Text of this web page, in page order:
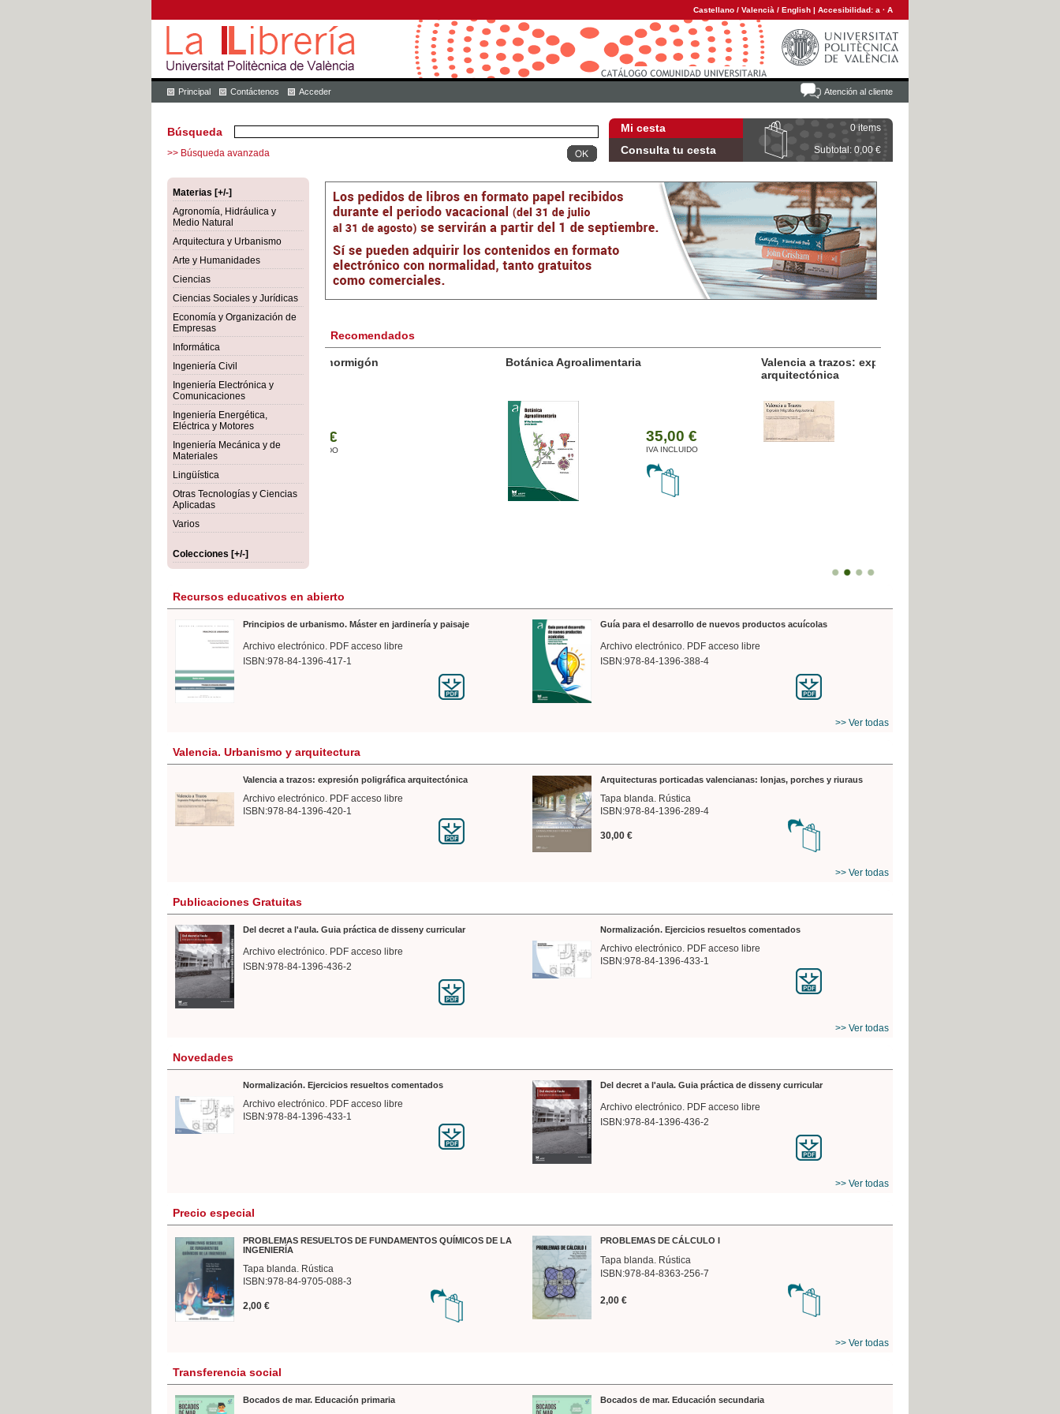
Castellano / Valencià / English | Accesibilidad: a · A
Atención al cliente
Principal Contáctenos Acceder
Mi cesta 0 items
Consulta tu cesta Subtotal: 0,00 €
Búsqueda
>> Búsqueda avanzada
Materias [+/-]
Agronomía, Hidráulica y
Medio Natural
Arquitectura y Urbanismo
Arte y Humanidades
Ciencias
Ciencias Sociales y Jurídicas
Economía y Organización de
Empresas
Informática
Ingeniería Civil
Ingeniería Electrónica y
Comunicaciones
Ingeniería Energética,
Eléctrica y Motores
Ingeniería Mecánica y de
Materiales
Lingüística
Otras Tecnologías y Ciencias
Aplicadas
Varios
Colecciones [+/-]
Recomendados
Botánica Agroalimentaria
35,00 €
IVA INCLUIDO
Valencia a trazos: expresión poligráfica
Recursos educativos en abierto
Principios de urbanismo. Máster en jardinería y paisaje
Archivo electrónico. PDF acceso libre
ISBN:978-84-1396-417-1
Guía para el desarrollo de nuevos productos acuícolas
Archivo electrónico. PDF acceso libre
ISBN:978-84-1396-388-4
>> Ver todas
Valencia. Urbanismo y arquitectura
Valencia a trazos: expresión poligráfica arquitectónica
Archivo electrónico. PDF acceso libre
ISBN:978-84-1396-420-1
Arquitecturas porticadas valencianas: lonjas, porches y riuraus
Tapa blanda. Rústica
ISBN:978-84-1396-289-4
30,00 €
>> Ver todas
Publicaciones Gratuitas
Del decret a l'aula. Guia práctica de disseny curricular
Archivo electrónico. PDF acceso libre
ISBN:978-84-1396-436-2
Normalización. Ejercicios resueltos comentados
Archivo electrónico. PDF acceso libre
ISBN:978-84-1396-433-1
>> Ver todas
Novedades
Normalización. Ejercicios resueltos comentados
Archivo electrónico. PDF acceso libre
ISBN:978-84-1396-433-1
Del decret a l'aula. Guia práctica de disseny curricular
Archivo electrónico. PDF acceso libre
ISBN:978-84-1396-436-2
>> Ver todas
Precio especial
PROBLEMAS RESUELTOS DE FUNDAMENTOS QUÍMICOS DE LA
INGENIERÍA
Tapa blanda. Rústica
ISBN:978-84-9705-088-3
2,00 €
PROBLEMAS DE CÁLCULO I
Tapa blanda. Rústica
ISBN:978-84-8363-256-7
2,00 €
>> Ver todas
Transferencia social
Bocados de mar. Educación primaria Bocados de mar. Educación secundaria